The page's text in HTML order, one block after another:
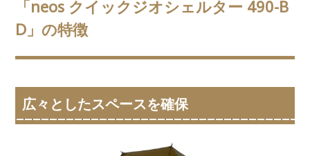
「neos クイックジオシェルター 490-B
D」の特徴
広々としたスペースを確保